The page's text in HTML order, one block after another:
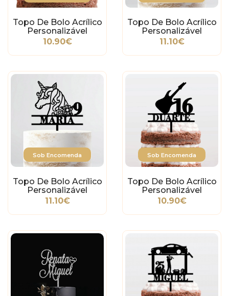
Topo De Bolo Acrílico
Personalizável
Parkour
10.90€
Topo De Bolo Acrílico
Personalizável
Animais Da Selva 1
11.10€
Sob Encomenda
Topo De Bolo Acrílico
Personalizável
Unicórnio
11.10€
Sob Encomenda
Topo De Bolo Acrílico
Personalizável
Guitarra
10.90€